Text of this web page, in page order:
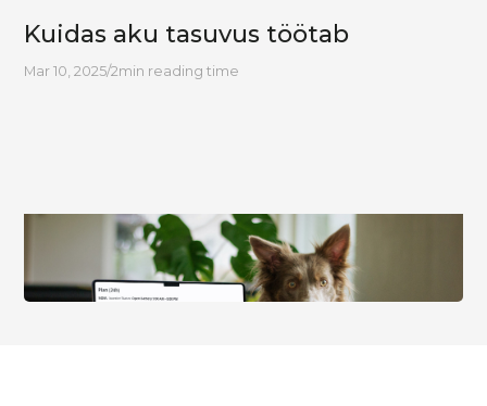
Kuidas aku tasuvus töötab
Mar 10, 2025/2min reading time